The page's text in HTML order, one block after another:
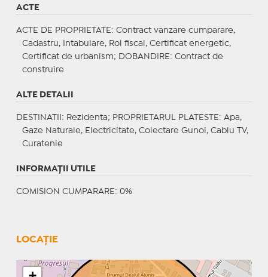
ACTE
ACTE DE PROPRIETATE : Contract vanzare cumparare,
Cadastru, Intabulare, Rol fiscal, Certificat energetic,
Certificat de urbanism;
DOBANDIRE : Contract de
construire
ALTE DETALII
DESTINATII : Rezidenta; PROPRIETARUL PLATESTE : Apa,
Gaze Naturale, Electricitate, Colectare Gunoi, Cablu TV,
Curatenie
INFORMAŢII UTILE
COMISION CUMPARARE: 0%
LOCAȚIE